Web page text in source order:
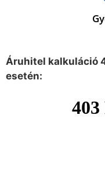
Áruhitel kalkuláció
esetén: